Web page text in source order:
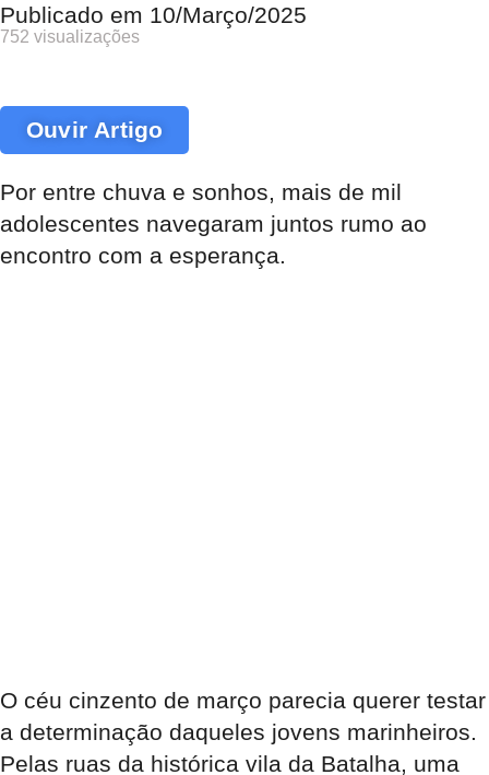
Publicado em 10/Março/2025
752 visualizações
Ouvir Artigo
Por entre chuva e sonhos, mais de mil
adolescentes navegaram juntos rumo ao
encontro com a esperança.
O céu cinzento de março parecia querer testar
a determinação daqueles jovens marinheiros.
Pelas ruas da histórica vila da Batalha, uma